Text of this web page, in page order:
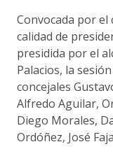
Convocada por el
calidad de
presidida por el
Palacios, la
concejales
Alfredo Aguilar,
Diego Morales,
Ordóñez, José